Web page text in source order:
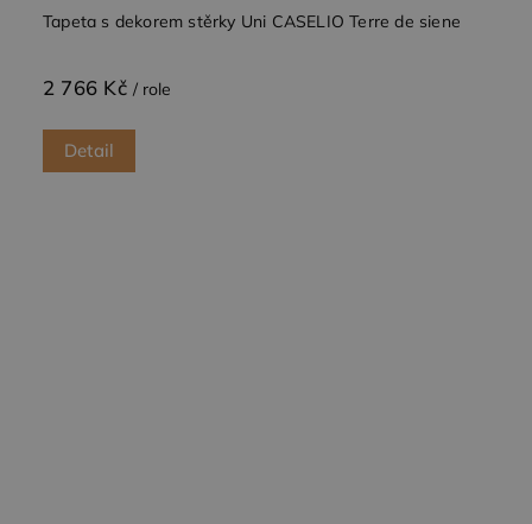
Tapeta s dekorem stěrky Uni CASELIO Terre de siene
2 766 Kč / role
Detail